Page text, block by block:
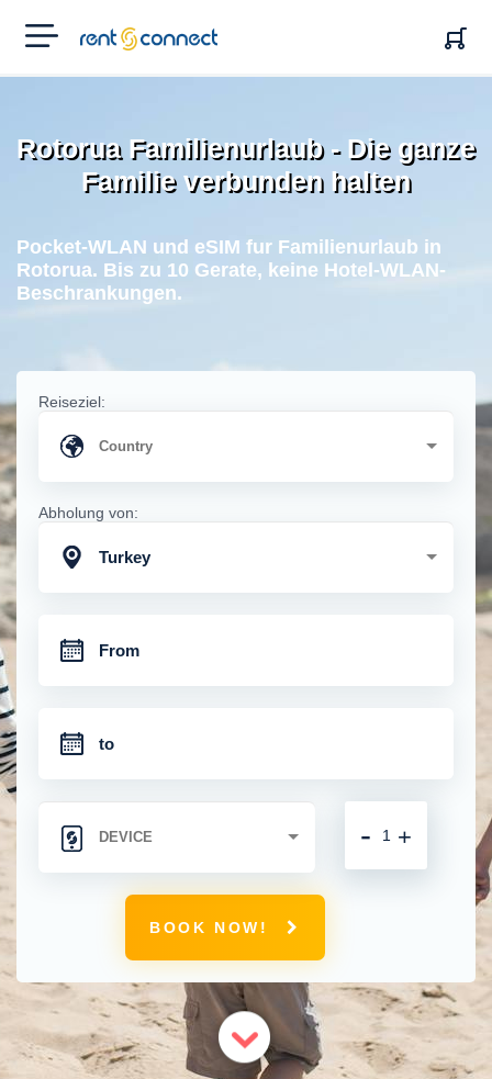
RENT'N
CONNECT
Rotorua Familienurlaub - Die ganze
Familie verbunden halten
Pocket-WLAN und eSIM fur Familienurlaub in
Rotorua. Bis zu 10 Gerate, keine Hotel-WLAN-
Beschrankungen.
Reiseziel:
Abholung von:
Turkey
+
-
BOOK NOW!